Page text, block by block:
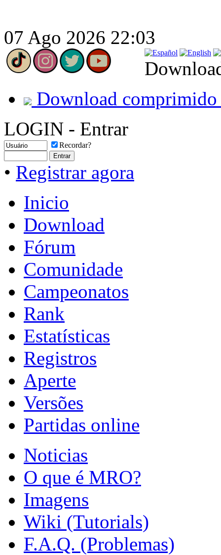
07 Ago 2026 22:03
Download
LOGIN - Entrar
Recordar?
• Registrar agora
Inicio
Download
Fórum
Comunidade
Campeonatos
Rank
Estatísticas
Registros
Aperte
Versões
Partidas online
Noticias
O que é MRO?
Imagens
Wiki (Tutorials)
F.A.Q. (Problemas)